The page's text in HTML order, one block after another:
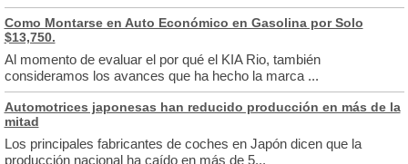
Como Montarse en Auto Económico en Gasolina por Solo
$13,750.
Al momento de evaluar el por qué el KIA Rio, también
consideramos los avances que ha hecho la marca ...
Automotrices japonesas han reducido producción en más de la
mitad
Los principales fabricantes de coches en Japón dicen que la
producción nacional ha caído en más de 5...